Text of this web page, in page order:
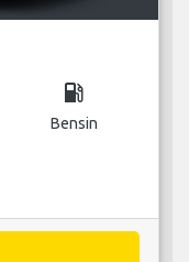
local_gas_station
Bensin